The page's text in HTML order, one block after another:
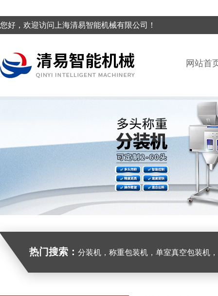
您好，欢迎访问上海清易智能机械有限公司！
网站首
热门搜索： 分装机，称重包装机，单室真空包装机，双室真